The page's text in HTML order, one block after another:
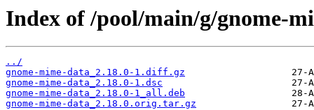
Index of /pool/main/g/gnome-
../
gnome-mime-data_2.18.0-1.diff.gz
gnome-mime-data_2.18.0-1.dsc
gnome-mime-data_2.18.0-1_all.deb
gnome-mime-data_2.18.0.orig.tar.gz